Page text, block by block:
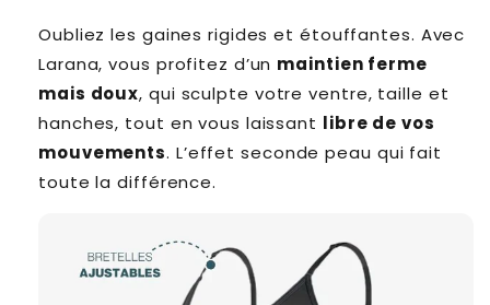
Oubliez les gaines rigides et étouffantes. Avec
Larana, vous profitez d’un maintien ferme
mais doux, qui sculpte votre ventre, taille et
hanches, tout en vous laissant libre de vos
mouvements. L’effet seconde peau qui fait
toute la différence.